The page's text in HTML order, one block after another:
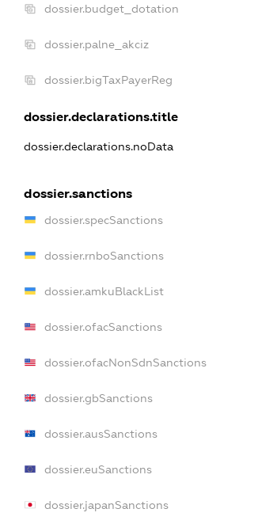
dossier.budget_dotation
dossier.palne_akciz
dossier.bigTaxPayerReg
dossier.declarations.title
dossier.declarations.noData
dossier.sanctions
dossier.specSanctions
dossier.rnboSanctions
dossier.amkuBlackList
dossier.ofacSanctions
dossier.ofacNonSdnSanctions
dossier.gbSanctions
dossier.ausSanctions
dossier.euSanctions
dossier.japanSanctions